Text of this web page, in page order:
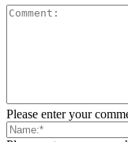
Please enter your